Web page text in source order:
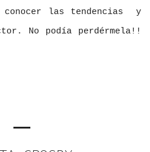
conocer las tendencias y
No podía perdérmela!!